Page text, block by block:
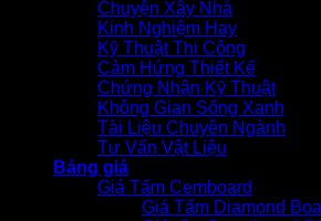
Chuyện Xây Nhà
Kinh Nghiệm Hay
Kỹ Thuật Thi Công
Cảm Hứng Thiết Kế
Chứng Nhận Kỹ Thuật
Không Gian Sống Xanh
Tài Liệu Chuyên Ngành
Tư Vấn Vật Liệu
Bảng giá
Giá Tấm Cemboard
Giá Tấm Diamond